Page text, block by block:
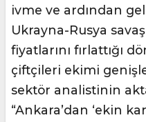
ivme ve ardından
Ukrayna-Rusya
fiyatlarını fırlattığı
çiftçileri ekimi
sektör analistinin
“Ankara’dan ‘ekin